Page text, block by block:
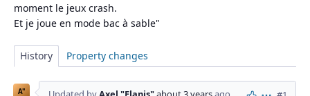
moment le jeux crash.
Et je joue en mode bac à sable"
History Property changes
A"